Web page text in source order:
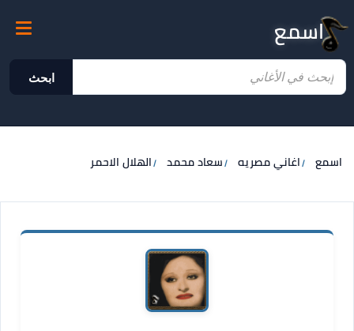
اسمع
ابحث
اسمع اغاني مصريه سعاد محمد الهلال الاحمر